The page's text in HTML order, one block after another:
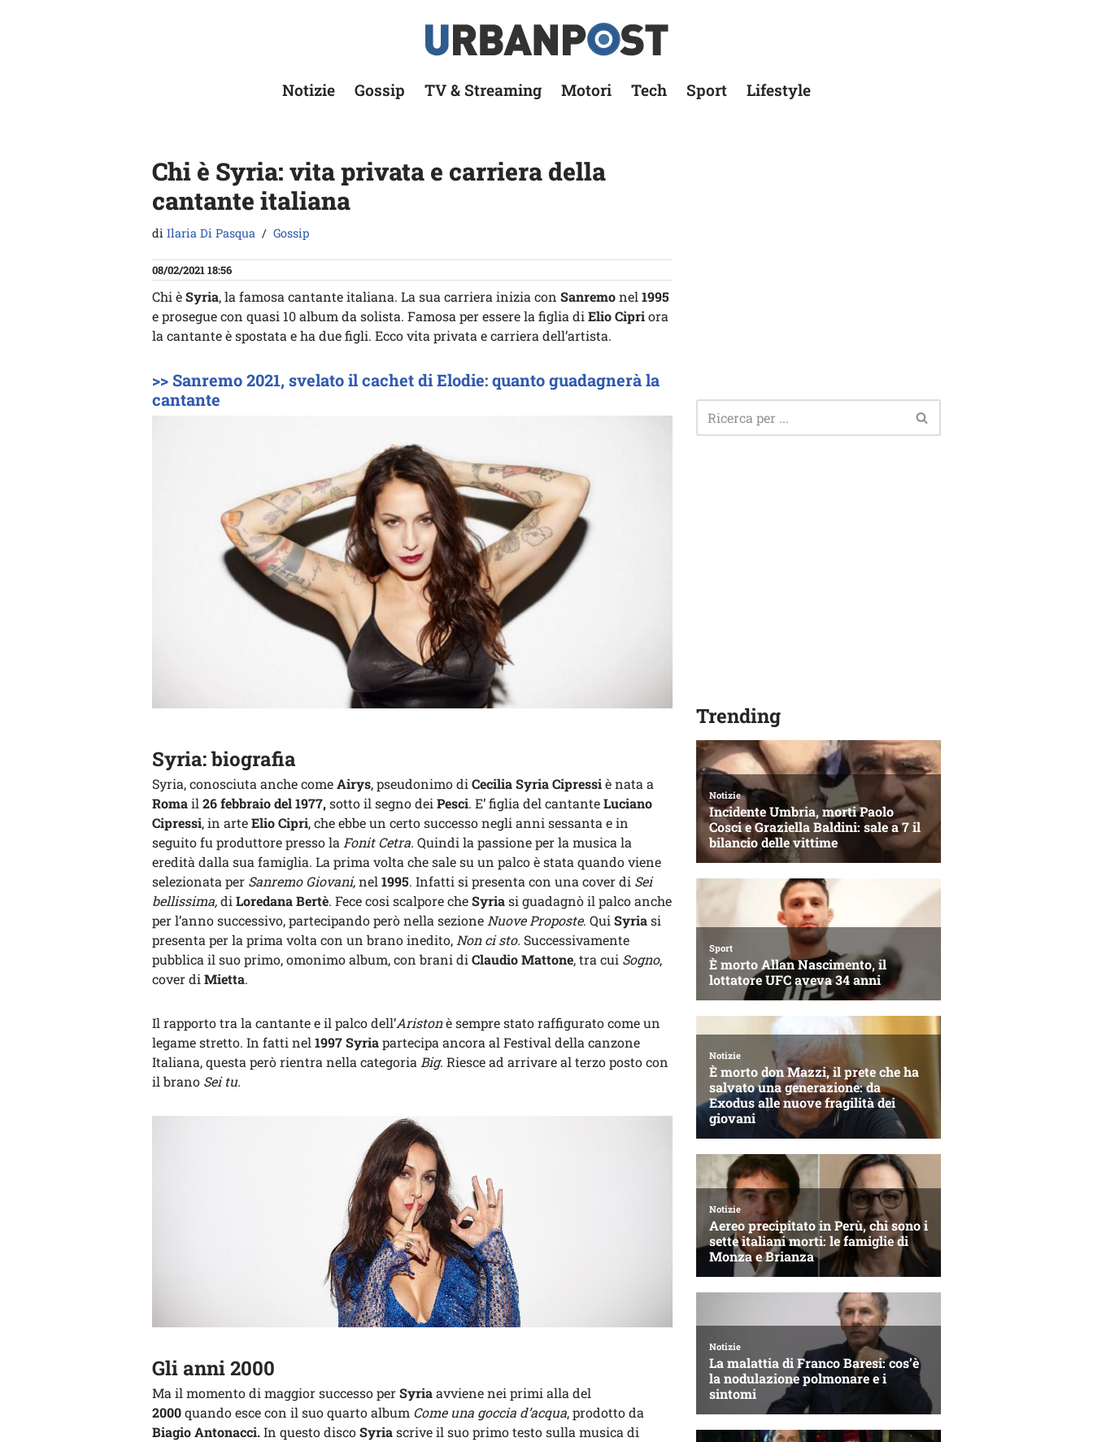
Notizie Gossip TV & Streaming Motori Tech Sport Lifestyle
Chi è Syria: vita privata e carriera della
cantante italiana
di Ilaria Di Pasqua Gossip
08/02/2021 18:56
Chi èSyria, la famosa cantante italiana. La sua carriera inizia con Sanremonel 1995
e prosegue con quasi 10 album da solista. Famosa per essere la figlia di Elio Cipriora
la cantante è spostata e ha due figli. Ecco vita privata e carriera dell’artista.
>> Sanremo 2021, svelato il cachet di Elodie: quanto guadagnerà la
cantante
Syria: biografia
Syria, conosciuta anche comeAirys, pseudonimo di Cecilia Syria Cipressiè nata a
Romail 26 febbraio del 1977,sotto il segno dei Pesci. E’ figlia del cantanteLuciano
Cipressi, in arteElio Cipri, che ebbe un certo successo negli anni sessanta e in
seguito fu produttore presso la Fonit Cetra. Quindi la passione per la musica la
eredità dalla sua famiglia. La prima volta che sale su un palco è stata quando viene
selezionata per Sanremo Giovani,nel 1995. Infatti si presenta con una cover di Sei
bellissima,di Loredana Bertè. Fece cosi scalpore cheSyriasi guadagnò il palco anche
per l’anno successivo, partecipando però nella sezione Nuove Proposte. Qui Syriasi
presenta per la prima volta con un brano inedito, Non ci sto. Successivamente
pubblica il suo primo, omonimo album, con brani di Claudio Mattone, tra cui Sogno,
cover di Mietta.
Il rapporto tra la cantante e il palco dell’Aristonè sempre stato raffigurato come un
legame stretto. In fatti nel 1997Syriapartecipa ancora al Festival della canzone
Italiana, questa però rientra nella categoria Big. Riesce ad arrivare al terzo posto con
il brano Sei tu.
Gli anni 2000
Ma il momento di maggior successo perSyriaavviene nei primi alla del
2000quando esce con il suo quarto album Come una goccia d’acqua, prodotto da
Biagio Antonacci.In questo discoSyriascrive il suo primo testo sulla musica di
Trending